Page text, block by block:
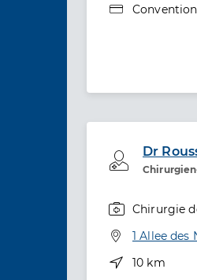
Type de
Dr
Chirurgie
Adresse
1 Allee des
Distance
10 km